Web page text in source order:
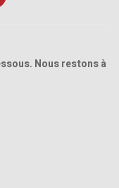
Nous restons à